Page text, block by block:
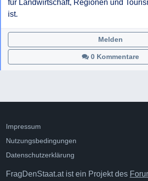
für Landwirtschaft, Regionen und
ist.
0 Kommentare
Melden
Impressum
Nutzungsbedingungen
Datenschutzerklärung
FragDenStaat.at ist ein Projekt des